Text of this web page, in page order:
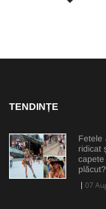
TENDINȚE
Fetele
ridicat
plăcut?
07